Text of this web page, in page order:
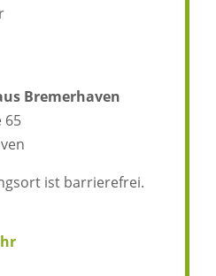
Bremerhaven
65
ist barrierefrei.